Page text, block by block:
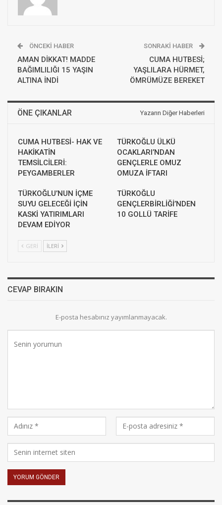
ÖNCEKI HABER
AMAN DİKKAT! MADDE
BAĞIMLILIĞI 15 YAŞIN
ALTINA İNDİ
SONRAKI HABER
CUMA HUTBESİ;
YAŞLILARA HÜRMET,
ÖMRÜMÜZE BEREKET
ÖNE ÇIKANLAR Yazarın Diğer Haberleri
CUMA HUTBESİ- HAK VE
HAKİKATİN
TEMSİLCİLERİ:
PEYGAMBERLER
TÜRKOĞLU ÜLKÜ
OCAKLARI’NDAN
GENÇLERLE OMUZ
OMUZA İFTARI
TÜRKOĞLU’NUN İÇME
SUYU GELECEĞİ İÇİN
KASKİ YATIRIMLARI
DEVAM EDİYOR
TÜRKOĞLU
GENÇLERBİRLİĞİ’NDEN
10 GOLLÜ TARİFE
GERI İLERI
CEVAP BIRAKIN
E-posta hesabınız yayımlanmayacak.